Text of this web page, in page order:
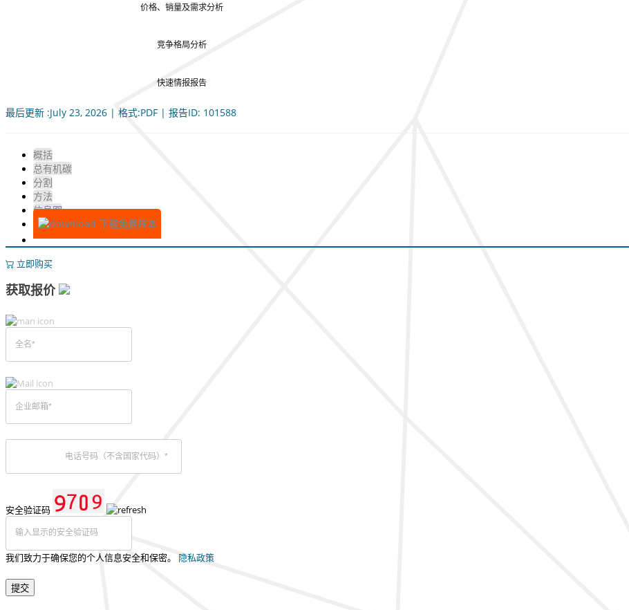
价格、销量及需求分析
竞争格局分析
快速情报报告
最后更新 :July 23, 2026 | 格式:PDF | 报告ID: 101588
概括
总有机碳
分割
方法
信息图
下载免费样本
立即购买
获取报价
安全验证码
我们致力于确保您的个人信息安全和保密。 隐私政策
提交